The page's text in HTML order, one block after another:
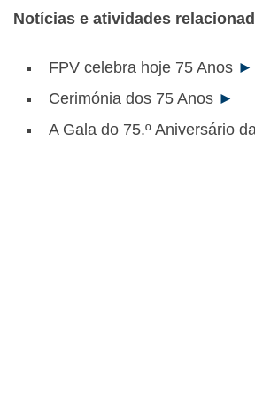
Notícias e atividades
FPV celebra hoje 75 Anos ►
Cerimónia dos 75 Anos ►
A Gala do 75.º Aniversário